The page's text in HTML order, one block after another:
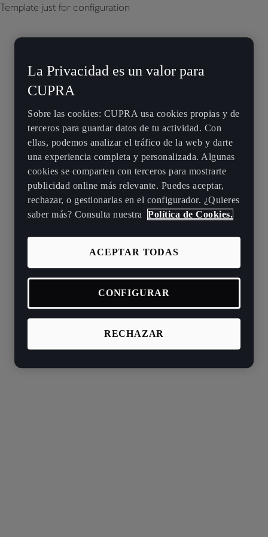
Template just for configuration
La Privacidad es un valor para
CUPRA
Sobre las cookies: CUPRA usa cookies propias y de
terceros para guardar datos de tu actividad. Con
ellas, podemos analizar el tráfico de la web y darte
una experiencia completa y personalizada. Algunas
cookies se comparten con terceros para mostrarte
publicidad online más relevante. Puedes aceptar,
rechazar, o gestionarlas en el configurador. ¿Quieres
saber más? Consulta nuestra Política de Cookies.
RECHAZAR
ACEPTAR TODAS
CONFIGURAR